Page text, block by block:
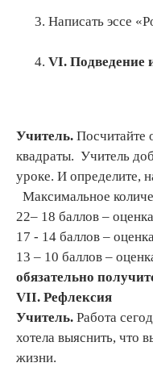
Написать эссе
VI. Подведение
Учитель. Посчитайте
квадраты. Учитель
уроке. И определите,
Максимальное
22– 18 баллов – оценка
17 - 14 баллов –
13 – 10 баллов –
обязательно
VII. Рефлексия
Учитель. Работа
хотела выяснить, что
жизни.